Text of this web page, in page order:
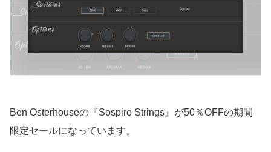
Ben Osterhouseの『Sospiro Strings』が50％OFFの期間
限定セールになっています。